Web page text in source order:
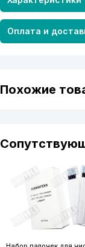
Оплата и
Похожие